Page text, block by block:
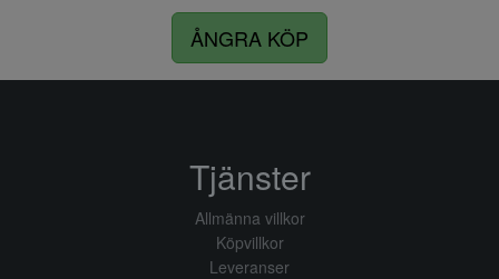
ÅNGRA KÖP
Tjänster
Allmänna villkor
Köpvillkor
Leveranser